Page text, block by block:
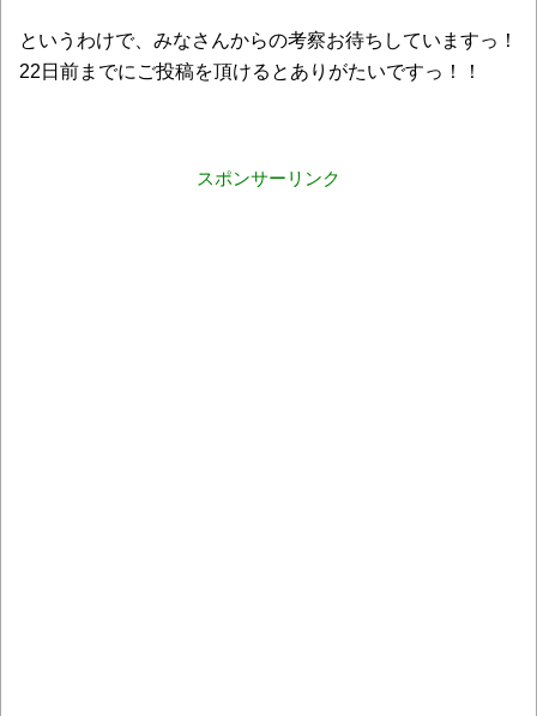
というわけで、みなさんからの考察お待ちしていますっ！
22日前までにご投稿を頂けるとありがたいですっ！！
スポンサーリンク